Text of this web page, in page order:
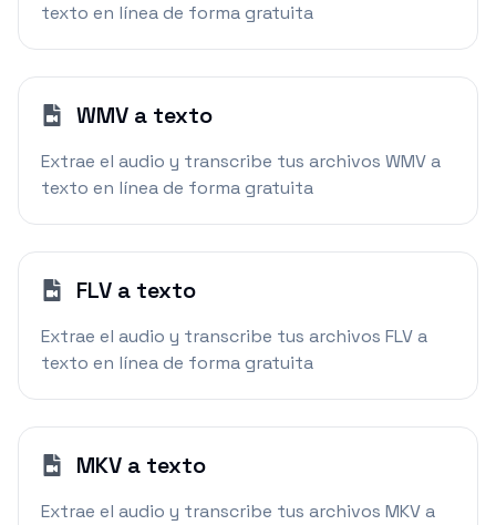
texto en línea de forma gratuita
WMV a texto
Extrae el audio y transcribe tus archivos WMV a
texto en línea de forma gratuita
FLV a texto
Extrae el audio y transcribe tus archivos FLV a
texto en línea de forma gratuita
MKV a texto
Extrae el audio y transcribe tus archivos MKV a